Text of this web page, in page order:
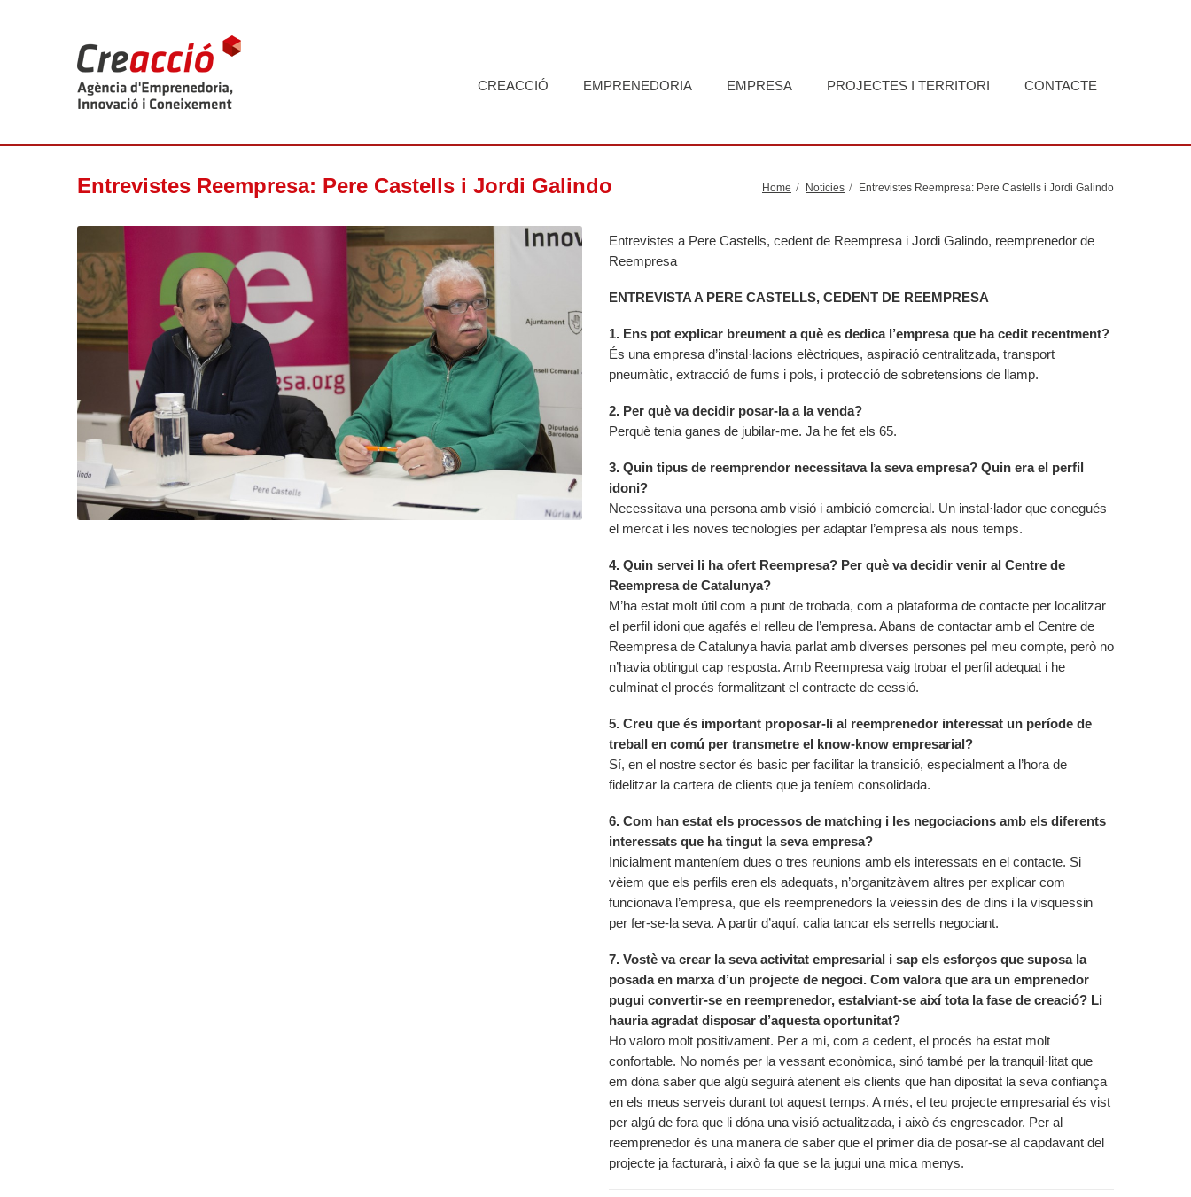
CREACCIÓ EMPRENEDORIA EMPRESA PROJECTES I TERRITORI CONTACTE
Entrevistes Reempresa: Pere Castells i Jordi Galindo Home Notícies Entrevistes Reempresa: Pere Castells i Jordi Galindo
Entrevistes a Pere Castells, cedent de Reempresa i Jordi Galindo, reemprenedor de
Reempresa
ENTREVISTA A PERE CASTELLS, CEDENT DE REEMPRESA
1. Ens pot explicar breument a què es dedica l’empresa que ha cedit recentment?
És una empresa d’instal·lacions elèctriques, aspiració centralitzada, transport
pneumàtic, extracció de fums i pols, i protecció de sobretensions de llamp.
2. Per què va decidir posar-la a la venda?
Perquè tenia ganes de jubilar-me. Ja he fet els 65.
3. Quin tipus de reemprendor necessitava la seva empresa? Quin era el perfil
idoni?
Necessitava una persona amb visió i ambició comercial. Un instal·lador que conegués
el mercat i les noves tecnologies per adaptar l’empresa als nous temps.
4. Quin servei li ha ofert Reempresa? Per què va decidir venir al Centre de
Reempresa de Catalunya?
M’ha estat molt útil com a punt de trobada, com a plataforma de contacte per localitzar
el perfil idoni que agafés el relleu de l’empresa. Abans de contactar amb el Centre de
Reempresa de Catalunya havia parlat amb diverses persones pel meu compte, però no
n’havia obtingut cap resposta. Amb Reempresa vaig trobar el perfil adequat i he
culminat el procés formalitzant el contracte de cessió.
5. Creu que és important proposar-li al reemprenedor interessat un període de
treball en comú per transmetre el know-know empresarial?
Sí, en el nostre sector és basic per facilitar la transició, especialment a l’hora de
fidelitzar la cartera de clients que ja teníem consolidada.
6. Com han estat els processos de matching i les negociacions amb els diferents
interessats que ha tingut la seva empresa?
Inicialment manteníem dues o tres reunions amb els interessats en el contacte. Si
vèiem que els perfils eren els adequats, n’organitzàvem altres per explicar com
funcionava l’empresa, que els reemprenedors la veiessin des de dins i la visquessin
per fer-se-la seva. A partir d’aquí, calia tancar els serrells negociant.
7. Vostè va crear la seva activitat empresarial i sap els esforços que suposa la
posada en marxa d’un projecte de negoci. Com valora que ara un emprenedor
pugui convertir-se en reemprenedor, estalviant-se així tota la fase de creació? Li
hauria agradat disposar d’aquesta oportunitat?
Ho valoro molt positivament. Per a mi, com a cedent, el procés ha estat molt
confortable. No només per la vessant econòmica, sinó també per la tranquil·litat que
em dóna saber que algú seguirà atenent els clients que han dipositat la seva confiança
en els meus serveis durant tot aquest temps. A més, el teu projecte empresarial és vist
per algú de fora que li dóna una visió actualitzada, i això és engrescador. Per al
reemprenedor és una manera de saber que el primer dia de posar-se al capdavant del
projecte ja facturarà, i això fa que se la jugui una mica menys.